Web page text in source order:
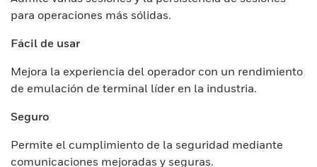
para operaciones más sólidas.
Fácil de usar
Mejora la experiencia del operador con un rendimiento
de emulación de terminal líder en la industria.
Seguro
Permite el cumplimiento de la seguridad mediante
comunicaciones mejoradas y seguras.